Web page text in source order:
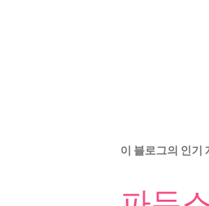
이 블로그의 인기